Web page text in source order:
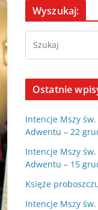
Wyszukaj:
Ostatnie
Intencje Mszy
Adwentu – 22
Intencje Mszy
Adwentu – 15
Księże
Intencje Mszy